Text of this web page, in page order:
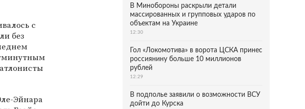
с
без
Эйнара
В Минобороны раскрыли детали
массированных и групповых ударов по
объектам на Украине
12:30
Гол «Локомотива» в ворота ЦСКА принес
россиянину больше 10 миллионов
рублей
12:29
В подполье заявили о возможности ВСУ
дойти до Курска